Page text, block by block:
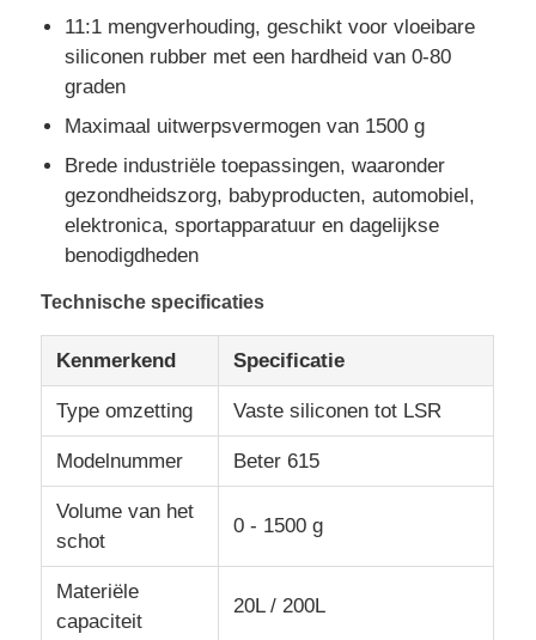
Thuis
Over ons
Kwaliteitscontrole
11:1 mengverhouding, geschikt voor vloeibare
siliconen rubber met een hardheid van 0-80
graden
Maximaal uitwerpsvermogen van 1500 g
Brede industriële toepassingen, waaronder
gezondheidszorg, babyproducten, automobiel,
elektronica, sportapparatuur en dagelijkse
benodigdheden
Technische specificaties
Kenmerkend Specificatie
Type omzetting Vaste siliconen tot LSR
Modelnummer Beter 615
Volume van het
schot
0 - 1500 g
Materiële
capaciteit
20L / 200L